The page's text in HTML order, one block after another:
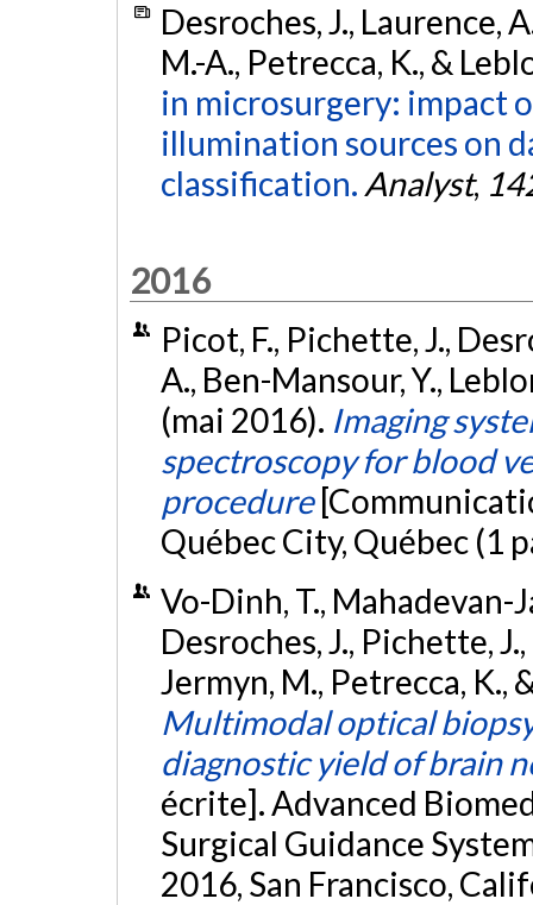
Desroches, J., Laurence,
M.-A., Petrecca, K., &
in microsurgery: impact
illumination sources on
classification. Analyst,
2016
Picot, F., Pichette, J.,
A., Ben-Mansour, Y.,
(mai 2016). Imaging
spectroscopy for blood
procedure
Québec City, Québec (1
Vo-Dinh, T., Mahadevan-
Desroches, J., Pichette,
Jermyn, M., Petrecca, K.,
Multimodal optical
diagnostic yield of brain
écrite]. Advanced
Surgical Guidance
2016, San Francisco,